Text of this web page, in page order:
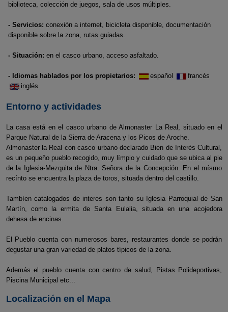
biblioteca, colección de juegos, sala de usos múltiples.
- Servicios: conexión a internet, bicicleta disponible, documentación
disponible sobre la zona, rutas guiadas.
- Situación: en el casco urbano, acceso asfaltado.
- Idiomas hablados por los propietarios: español
francés
inglés
Entorno y actividades
La casa está en el casco urbano de Almonaster La Real, situado en el
Parque Natural de la Sierra de Aracena y los Picos de Aroche.
Almonaster la Real con casco urbano declarado Bien de Interés Cultural,
es un pequeño pueblo recogido, muy límpio y cuidado que se ubica al pie
de la Iglesia-Mezquita de Ntra. Señora de la Concepción. En el mísmo
recínto se encuentra la plaza de toros, situada dentro del castillo.
Tambíen catalogados de interes son tanto su Iglesia Parroquial de San
Martín, como la ermita de Santa Eulalia, situada en una acojedora
dehesa de encinas.
El Pueblo cuenta con numerosos bares, restaurantes donde se podrán
degustar una gran variedad de platos típicos de la zona.
Además el pueblo cuenta con centro de salud, Pistas Polideportivas,
Piscina Municipal etc...
Localización en el Mapa